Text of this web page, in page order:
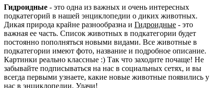
Гидроидные - это одна из важных и очень интересных
подкатегорий в нашей энциклопедии о диких животных.
Дикая природа крайне разнообразна и Гидроидные - это
важная ее часть. Список животных в подкатегории будет
постоянно пополняться новыми видами. Все животные в
подкатегории имеют фото, название и подробное описание.
Картинки реально классные :) Так что заходите почаще! Не
забывайте подписываться на нас в социальных сетях, и вы
всегда первыми узнаете, какие новые животные появились у
нас в энциклопедии. Удачи!